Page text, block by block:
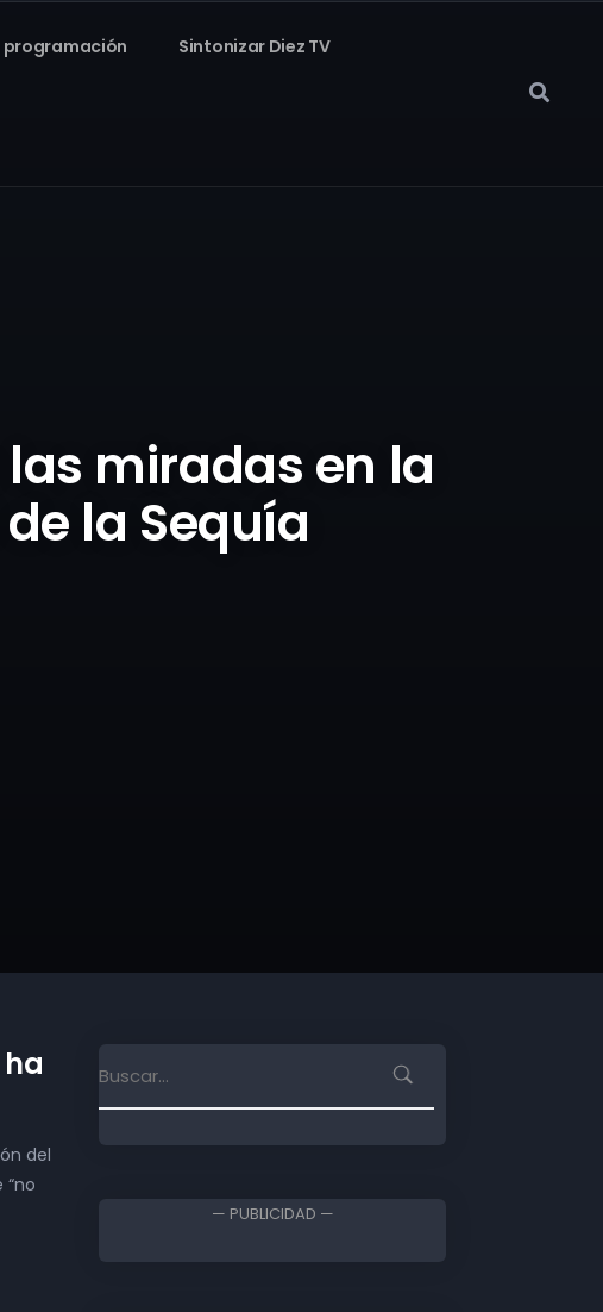
programación Sintonizar Diez TV
miradas en la
la Sequía
del
— PUBLICIDAD —